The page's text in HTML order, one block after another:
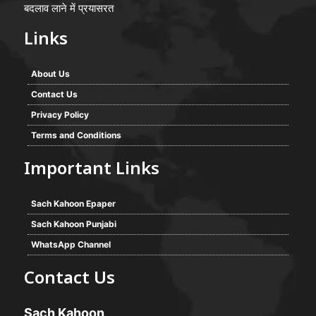
बदलाव लाने में प्रयासरत
Links
About Us
Contact Us
Privacy Policy
Terms and Conditions
Important Links
Sach Kahoon Epaper
Sach Kahoon Punjabi
WhatsApp Channel
Contact Us
Sach Kahoon